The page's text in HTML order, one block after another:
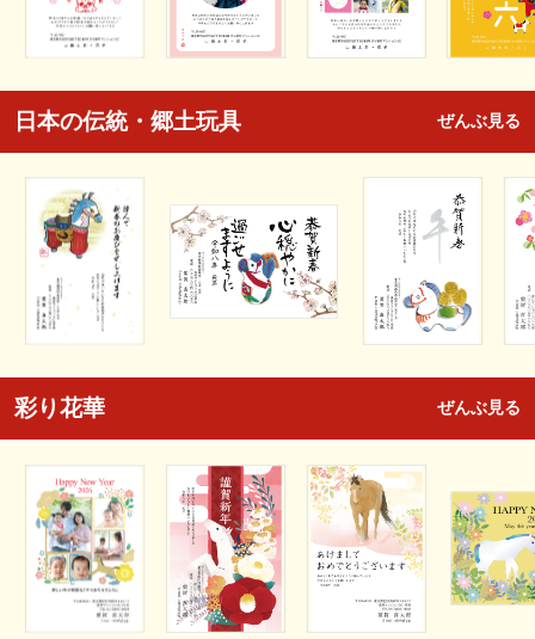
日本の伝統・郷土玩具 ぜんぶ見る
彩り花華 ぜんぶ見る